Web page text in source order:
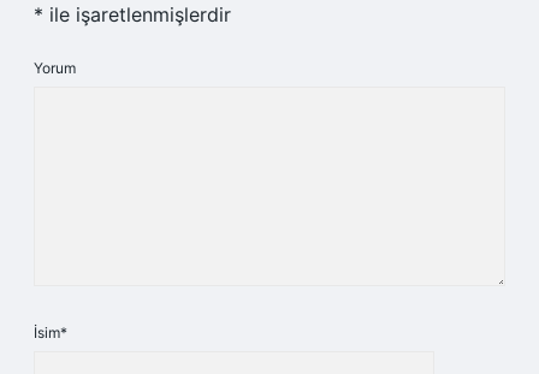
* ile işaretlenmişlerdir
Yorum
İsim*